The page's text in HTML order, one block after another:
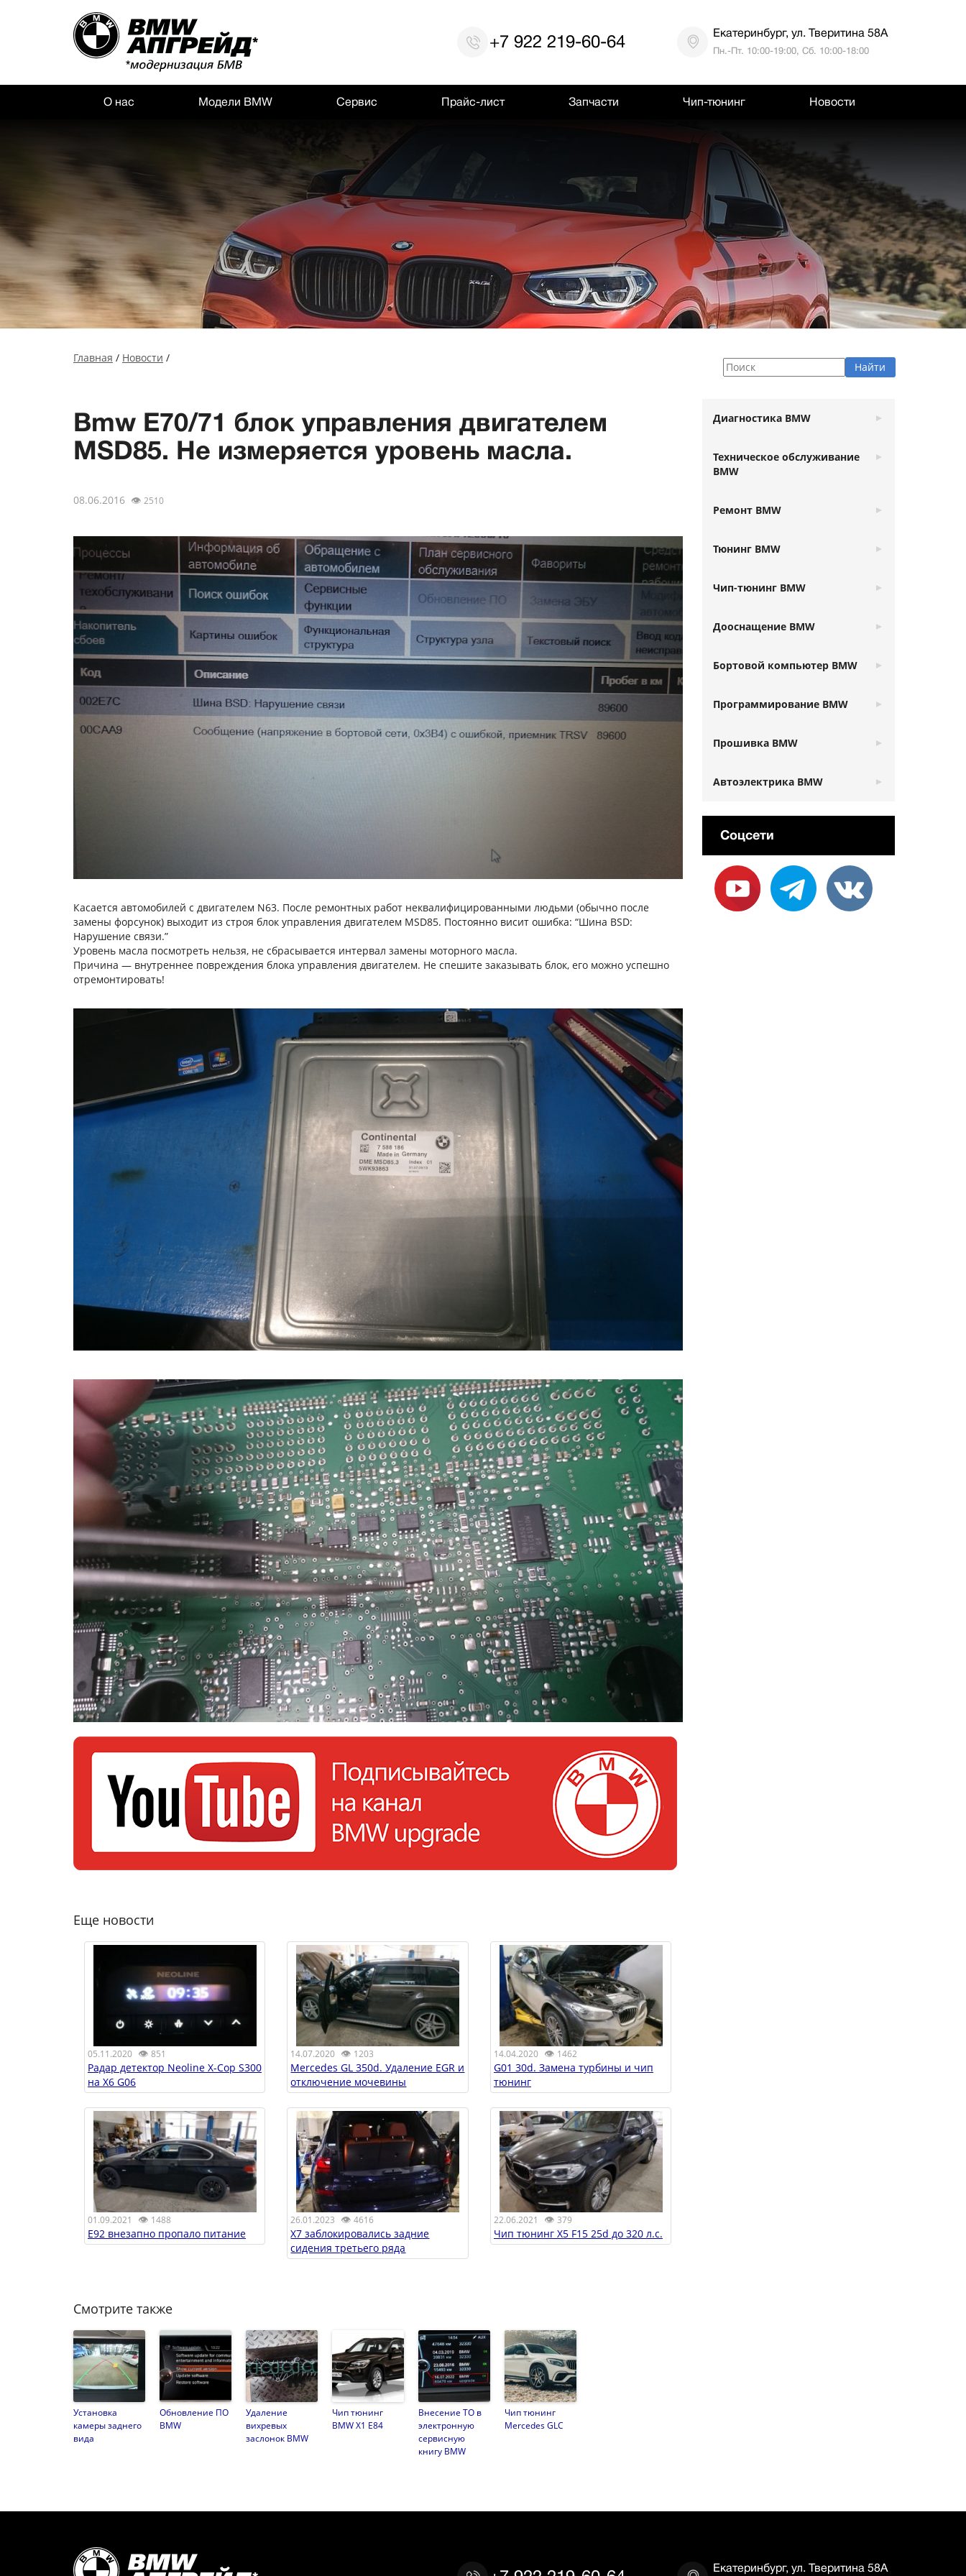
+7 922 219-60-64 Екатеринбург, ул. Тверитина 58А
Пн.-Пт. 10:00-19:00, Сб. 10:00-18:00
О нас Модели BMW Сервис Прайс-лист Запчасти Чип-тюнинг Новости
Главная / Новости /
Bmw E70/71 блок управления двигателем
MSD85. Не измеряется уровень масла.
08.06.2016 👁 2510
Касается автомобилей с двигателем N63. После ремонтных работ неквалифицированными людьми (обычно после
замены форсунок) выходит из строя блок управления двигателем MSD85. Постоянно висит ошибка: “Шина BSD:
Нарушение связи.”
Уровень масла посмотреть нельзя, не сбрасывается интервал замены моторного масла.
Причина — внутреннее повреждения блока управления двигателем. Не спешите заказывать блок, его можно успешно
отремонтировать!
Еще новости
05.11.2020 👁 851
Радар детектор Neoline X-Cop S300
на X6 G06
14.07.2020 👁 1203
Mercedes GL 350d. Удаление EGR и
отключение мочевины
14.04.2020👁 1462
G01 30d. Замена турбины и чип
тюнинг
01.09.2021 👁 1488
E92 внезапно пропало питание
26.01.2023 👁4616
X7 заблокировались задние
сидения третьего ряда
22.06.2021 👁 379
Чип тюнинг X5 F15 25d до 320 л.с.
Смотрите также
Установка
камеры заднего
вида
Обновление ПО
BMW
Удаление
вихревых
заслонок BMW
Чип тюнинг
BMW X1 E84
Внесение ТО в
электронную
сервисную
книгу BMW
Чип тюнинг
Mercedes GLC
Диагностика BMW
Техническое обслуживание
BMW
Ремонт BMW
Тюнинг BMW
Чип-тюнинг BMW
Дооснащение BMW
Бортовой компьютер BMW
Программирование BMW
Прошивка BMW
Автоэлектрика BMW
Соцсети
Екатеринбург, ул. Тверитина 58А